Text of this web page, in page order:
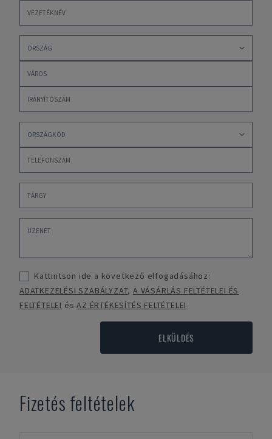
Kattintson ide a következő elfogadásához:
ADATKEZELÉSI SZABÁLYZAT,A VÁSÁRLÁS FELTÉTELEI ÉS
FELTÉTELEI ésAZ ÉRTÉKESÍTÉS FELTÉTELEI
ELKÜLDÉS
Fizetés feltételek